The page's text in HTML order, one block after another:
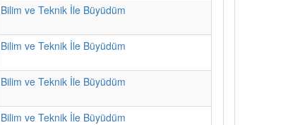
Bilim ve Teknik İle Büyüdüm
Bilim ve Teknik İle Büyüdüm
Bilim ve Teknik İle Büyüdüm
Bilim ve Teknik İle Büyüdüm